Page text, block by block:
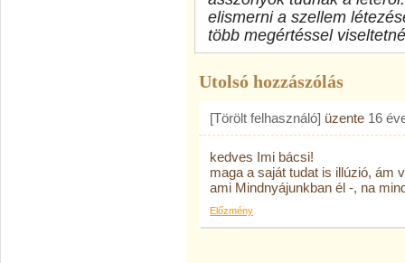
elismerni a szellem
több megértéssel
Utolsó hozzászólás
[Törölt felhasználó] üzente 16
kedves Imi bácsi!
maga a saját tudat is illúzió, ám
ami Mindnyájunkban él -, na
Előzmény